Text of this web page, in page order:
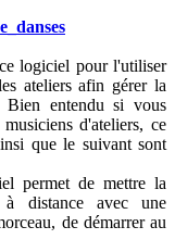
logiciel pour l'utiliser
ateliers afin gérer la
Bien entendu si vous
d'ateliers, ce
que le suivant sont
permet de mettre la
à distance avec une
de démarrer au